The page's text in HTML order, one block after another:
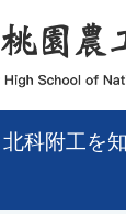
北科附工を